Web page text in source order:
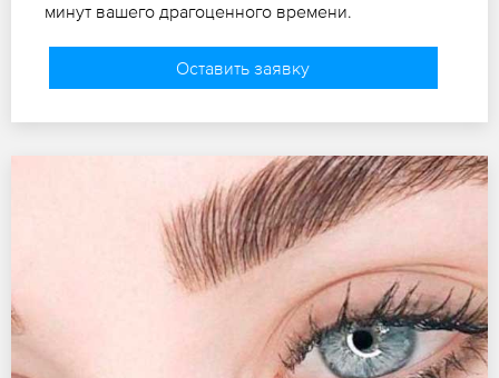
минут вашего драгоценного времени.
Оставить заявку